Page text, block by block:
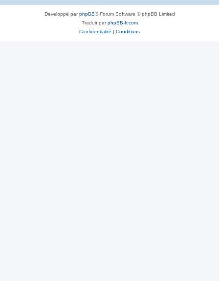
Développé parphpBB® Forum Software © phpBB Limited
Traduit parphpBB-fr.com
Confidentialité | Conditions